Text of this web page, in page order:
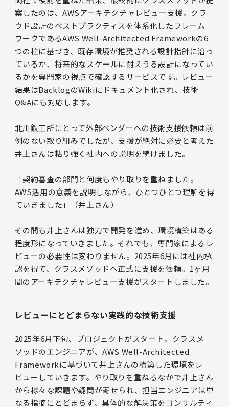
案したのは、AWSアーキテクチャレビュー支援。クラ
ウド設計のベストプラクティスを体系化したフレーム
ワークであるAWS Well-Architected Frameworkの6
つの柱に基づき、既存環境が推奨される設計指針に沿っ
ているか、将来的なスケールに耐えうる設計になってい
るかを専門家の視点で確認するサービスです。レビュー
結果はBacklogのWikiにドキュメント化され、技術
Q&Aにも対応します。
北川鉄工所にとって外部ベンダーへの技術支援依頼は前
例のない取り組みでしたが、支援が絶対に必要と考えた
井上さんは粘り強く社内への説明を続けました。
「契約審査の部門と何度もやり取りを重ねました。
AWS活用の意義を説明しながら、ひとつひとつ理解を得
ていきました」（井上さん）
その間も井上さんは独力で開発を進め、環境構築はある
程度形になっていきました。それでも、専門家によるレ
ビューの必要性は変わりません。2025年6月には社内承
認を得て、クラスメソッドへ正式に支援を依頼。1ヶ月
間のアーキテクチャレビュー支援がスタートしました。
レビューにとどまらない実践的な技術支援
2025年6月下旬、プロジェクトがスタート。クラスメ
ソッドのエンジニアが、AWS Well-Architected
Frameworkに基づいて井上さんの構築した環境をレ
ビューしていきます。やり取りを重ねるなかで井上さん
から様々な課題や疑問が寄せられ、担当エンジニアは単
なる指摘にとどまらず、具体的な解決策をコンサルティ